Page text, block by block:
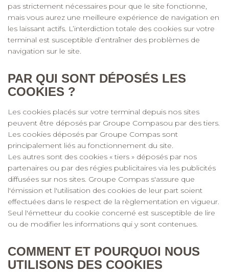
pas strictement nécessaires pour que le site fonctionne,
mais vous aurez une meilleure expérience de navigation en
les laissant actifs. L’interdiction totale des cookies sur votre
terminal est susceptible d’entraîner des problèmes de
navigation sur le site.
PAR QUI SONT DÉPOSÉS LES
COOKIES ?
Les cookies placés sur votre terminal depuis nos sites
peuvent être déposés par Groupe Compasou par des tiers.
Les cookies déposés par Groupe Compas sont
principalement liés au fonctionnement du site.
Les autres sont des cookies « tiers » déposés par nos
partenaires ou par des régies publicitaires via les publicités
diffusées sur nos sites. Groupe Compas s'assure que
l'émission et l'utilisation des cookies de leur part soient
effectuées dans le respect de la règlementation en vigueur.
Seul l'émetteur du cookie concerné est susceptible de lire
ou de modifier les informations qui y sont contenues.
COMMENT ET POURQUOI NOUS
UTILISONS DES COOKIES